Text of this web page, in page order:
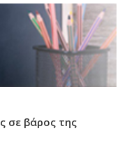
σε βάρος της